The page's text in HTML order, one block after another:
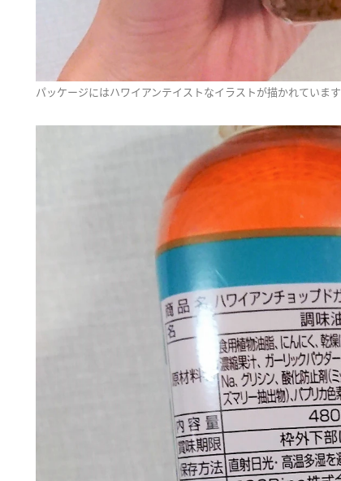
パッケージにはハワイアンテイストなイラストが描かれています